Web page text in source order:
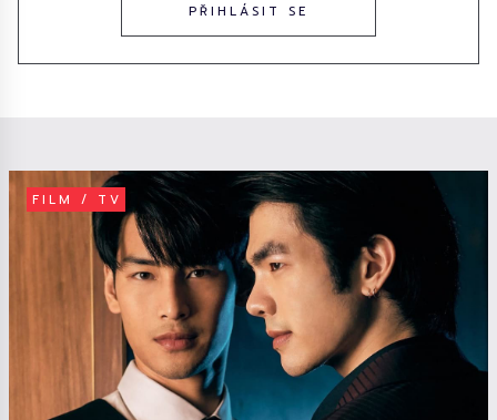
PŘIHLÁSIT SE
FILM / TV